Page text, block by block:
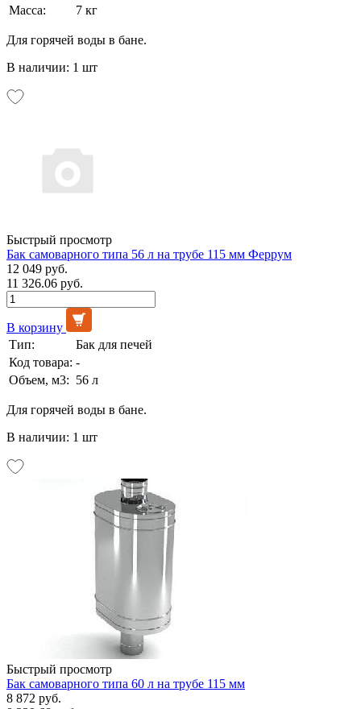
Масса:
7 кг
Для горячей воды в бане.
В наличии: 1 шт
Быстрый просмотр
Бак самоварного типа 56 л на трубе 115 мм Феррум
12 049 руб.
11 326.06 руб.
В корзину
Тип:
Бак для печей
Код товара: -
Объем, м3: 56 л
Для горячей воды в бане.
В наличии: 1 шт
Быстрый просмотр
Бак самоварного типа 60 л на трубе 115 мм
8 872 руб.